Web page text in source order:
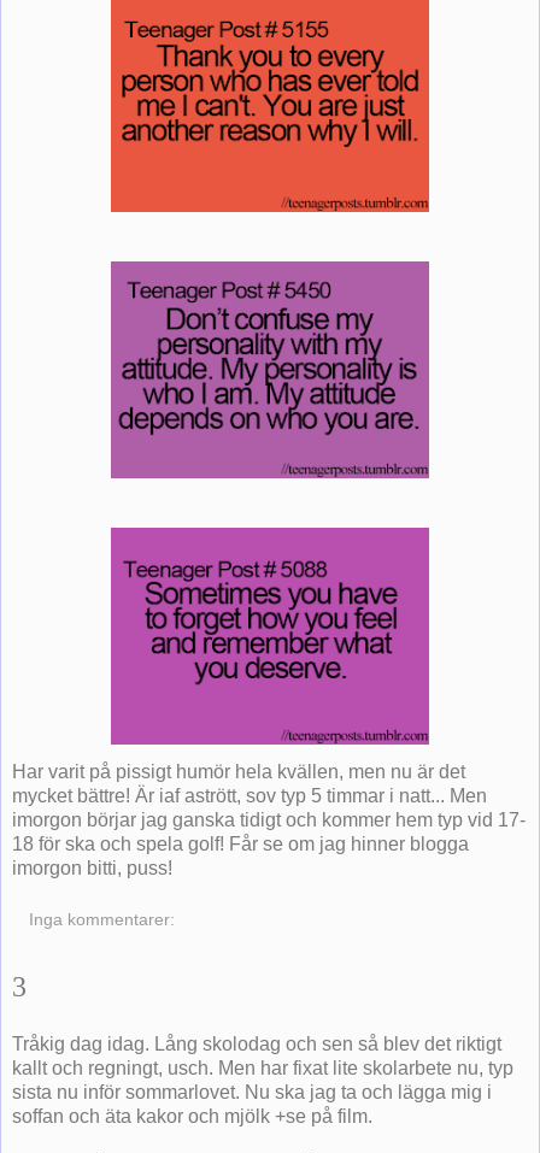
Har varit på pissigt humör hela kvällen, men nu är det
mycket bättre! Är iaf astrött, sov typ 5 timmar i natt... Men
imorgon börjar jag ganska tidigt och kommer hem typ vid 17-
18 för ska och spela golf! Får se om jag hinner blogga
imorgon bitti, puss!
Inga kommentarer:
3
Tråkig dag idag. Lång skolodag och sen så blev det riktigt
kallt och regningt, usch. Men har fixat lite skolarbete nu, typ
sista nu inför sommarlovet. Nu ska jag ta och lägga mig i
soffan och äta kakor och mjölk +se på film.